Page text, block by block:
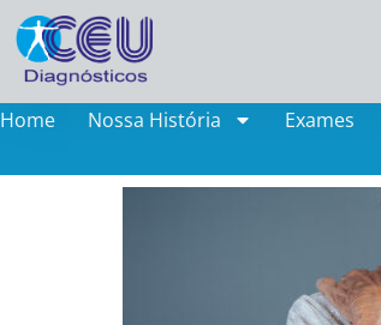
Home Nossa História Exames